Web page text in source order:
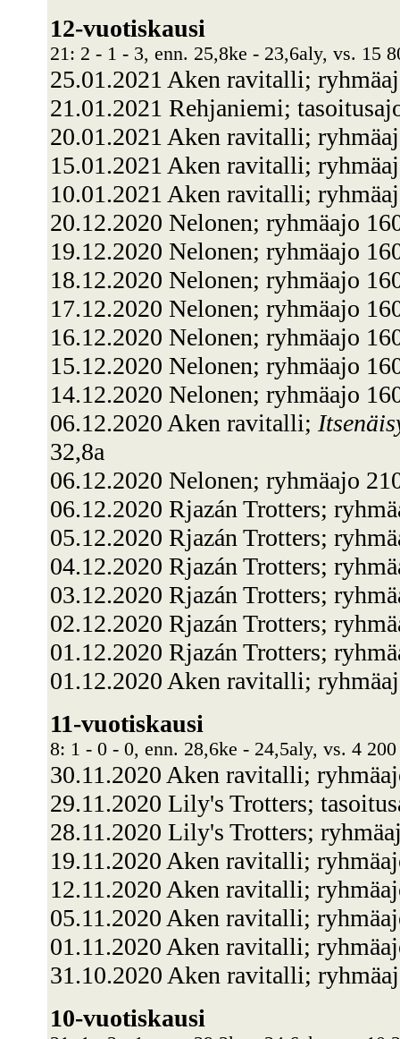
12-vuotiskausi
21: 2 - 1 - 3, enn. 25,8ke - 23,6aly, vs. 15
25.01.2021 Aken ravitalli;
21.01.2021 Rehjaniemi;
20.01.2021 Aken ravitalli;
15.01.2021 Aken ravitalli;
10.01.2021 Aken ravitalli;
20.12.2020 Nelonen; ryhmäajo
19.12.2020 Nelonen; ryhmäajo
18.12.2020 Nelonen; ryhmäajo
17.12.2020 Nelonen; ryhmäajo
16.12.2020 Nelonen; ryhmäajo
15.12.2020 Nelonen; ryhmäajo
14.12.2020 Nelonen; ryhmäajo
06.12.2020 Aken ravitalli;
32,8a
06.12.2020 Nelonen; ryhmäajo
06.12.2020 Rjazán Trotters;
05.12.2020 Rjazán Trotters;
04.12.2020 Rjazán Trotters;
03.12.2020 Rjazán Trotters;
02.12.2020 Rjazán Trotters;
01.12.2020 Rjazán Trotters;
01.12.2020 Aken ravitalli;
11-vuotiskausi
8: 1 - 0 - 0, enn. 28,6ke - 24,5aly, vs. 4
30.11.2020 Aken ravitalli;
29.11.2020 Lily's Trotters;
28.11.2020 Lily's Trotters;
19.11.2020 Aken ravitalli;
12.11.2020 Aken ravitalli;
05.11.2020 Aken ravitalli;
01.11.2020 Aken ravitalli;
31.10.2020 Aken ravitalli;
10-vuotiskausi